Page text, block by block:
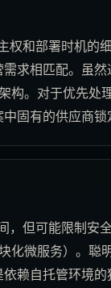
权和部署时机的
求相匹配。虽
构。对于优先
固有的供应商锁
，但可能限制安
化微服务）。
赖自托管环境